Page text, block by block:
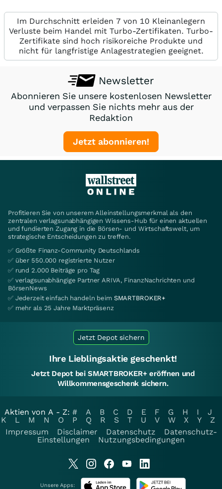
Im Durchschnitt erleiden 7 von 10 Kleinanlegern
Verluste beim Handel mit Turbo-Zertifikaten. Turbo-
Zertifikate sind hoch risikoreiche Produkte und
nicht für langfristige Anlagestrategien geeignet.
Newsletter
Abonnieren Sie unsere kostenlosen Newsletter
und verpassen Sie nichts mehr aus der
Redaktion
Jetzt abonnieren!
Profitieren Sie von unserem Alleinstellungsmerkmal als den
zentralen verlagsunabhängigen Wissens-Hub für einen aktuellen
und fundierten Zugang in die Börsen- und Wirtschaftswelt, um
strategische Entscheidungen zu treffen.
✅ Größte Finanz-Community Deutschlands
✅ über 550.000 registrierte Nutzer
✅ rund 2.000 Beiträge pro Tag
✅ verlagsunabhängige Partner ARIVA, FinanzNachrichten und
BörsenNews
✅ Jederzeit einfach handeln beim SMARTBROKER+
✅ mehr als 25 Jahre Marktpräsenz
Jetzt Depot sichern
Ihre Lieblingsaktie geschenkt!
Jetzt Depot bei SMARTBROKER+ eröffnen und
Willkommensgeschenk sichern.
Aktien von A - Z: # A B C D E F G H I
J
K
L M N O P Q R S T U V W X Y
Z
Impressum
Disclaimer Datenschutz
Datenschutz-
Einstellungen
Nutzungsbedingungen
Unsere Apps: